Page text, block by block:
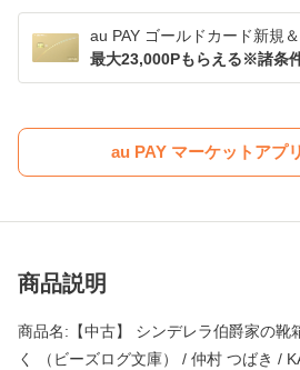
au PAY ゴールドカード新規
最大23,000Pもらえる※諸条
au PAY マーケットアプ
商品説明
商品名:【中古】 シンデレラ伯爵家の靴
く （ビーズログ文庫） / 仲村 つばき /